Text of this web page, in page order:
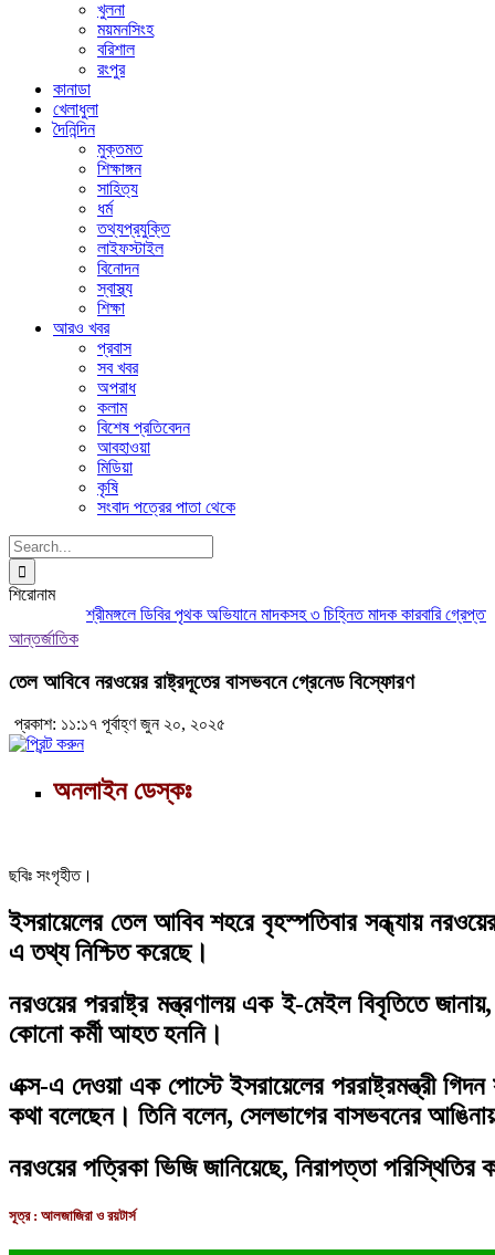
খুলনা
ময়মনসিংহ
বরিশাল
রংপুর
কানাডা
খেলাধুলা
দৈনিন্দিন
মুক্তমত
শিক্ষাঙ্গন
সাহিত্য
ধর্ম
তথ্যপ্রযুক্তি
লাইফস্টাইল
বিনোদন
স্বাস্থ্য
শিক্ষা
আরও খবর
প্রবাস
সব খবর
অপরাধ
কলাম
বিশেষ প্রতিবেদন
আবহাওয়া
মিডিয়া
কৃষি
সংবাদ পত্রের পাতা থেকে
Search
for:
শিরোনাম
শ্রীমঙ্গলে ডিবির পৃথক অভিযানে মাদকসহ ৩ চিহ্নিত মাদক কারবারি গ্রেপ্তার
আন্তর্জাতিক
তেল আবিবে নরওয়ের রাষ্ট্রদূতের বাসভবনে গ্রেনেড বিস্ফোরণ
প্রকাশ: ১১:১৭ পূর্বাহ্ণ জুন ২০, ২০২৫
অনলাইন ডেস্কঃ
ছবিঃ সংগৃহীত।
ইসরায়েলের তেল আবিব শহরে বৃহস্পতিবার সন্ধ্যায়
এ তথ্য নিশ্চিত করেছে।
নরওয়ের পররাষ্ট্র মন্ত্রণালয় এক ই-মেইল বিবৃতিতে
কোনো কর্মী আহত হননি।
এক্স-এ দেওয়া এক পোস্টে ইসরায়েলের পররাষ্ট্রমন্ত্রী
কথা বলেছেন। তিনি বলেন, সেলভাগের বাসভবনের
নরওয়ের পত্রিকা ভিজি জানিয়েছে, নিরাপত্তা
সূত্র : আলজাজিরা ও রয়টার্স